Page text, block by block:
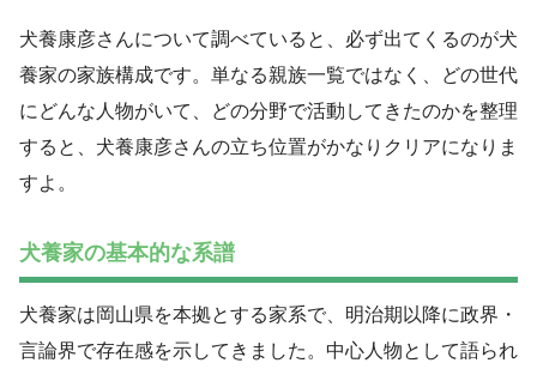
犬養康彦さんについて調べていると、必ず出てくるのが犬
養家の家族構成です。単なる親族一覧ではなく、どの世代
にどんな人物がいて、どの分野で活動してきたのかを整理
すると、犬養康彦さんの立ち位置がかなりクリアになりま
すよ。
犬養家の基本的な系譜
犬養家は岡山県を本拠とする家系で、明治期以降に政界・
言論界で存在感を示してきました。中心人物として語られ